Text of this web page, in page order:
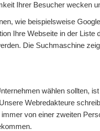
Ihrer Besucher wecken
wie beispielsweise
Ihre Webseite in der Liste
Die Suchmaschine
wählen sollten,
Webredakteure
von einer zweiten